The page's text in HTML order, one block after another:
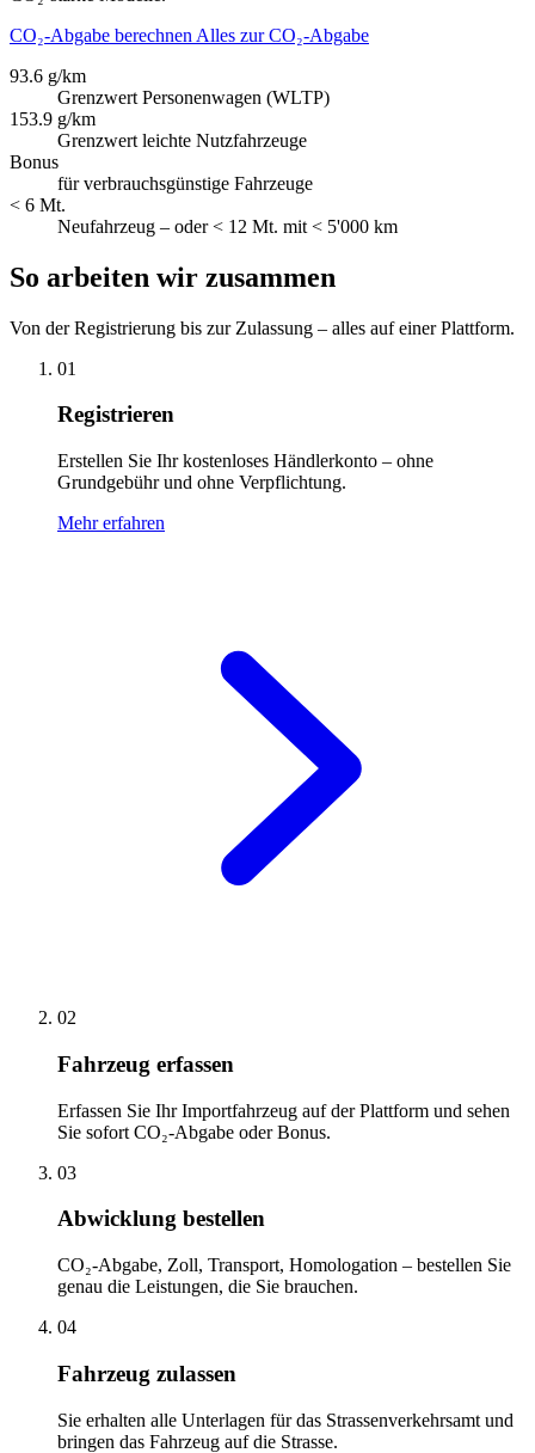
CO₂-Abgabe berechnen Alles zur CO₂-Abgabe
93.6 g/km
Grenzwert Personenwagen (WLTP)
153.9 g/km
Grenzwert leichte Nutzfahrzeuge
Bonus
für verbrauchsgünstige Fahrzeuge
< 6 Mt.
Neufahrzeug – oder < 12 Mt. mit < 5'000 km
So arbeiten wir zusammen
Von der Registrierung bis zur Zulassung – alles auf einer Plattform.
01
Registrieren
Erstellen Sie Ihr kostenloses Händlerkonto – ohne
Grundgebühr und ohne Verpflichtung.
Mehr erfahren
02
Fahrzeug erfassen
Erfassen Sie Ihr Importfahrzeug auf der Plattform und sehen
Sie sofort CO₂-Abgabe oder Bonus.
03
Abwicklung bestellen
CO₂-Abgabe, Zoll, Transport, Homologation – bestellen Sie
genau die Leistungen, die Sie brauchen.
04
Fahrzeug zulassen
Sie erhalten alle Unterlagen für das Strassenverkehrsamt und
bringen das Fahrzeug auf die Strasse.